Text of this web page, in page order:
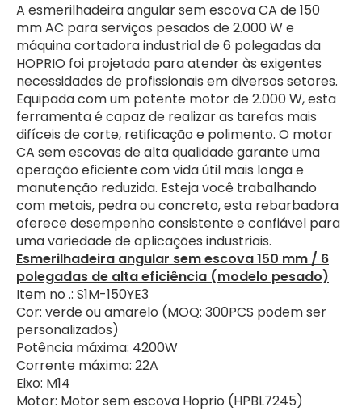
A esmerilhadeira angular sem escova CA de 150
mm AC para serviços pesados ​​de 2.000 W e
máquina cortadora industrial de 6 polegadas da
HOPRIO foi projetada para atender às exigentes
necessidades de profissionais em diversos setores.
Equipada com um potente motor de 2.000 W, esta
ferramenta é capaz de realizar as tarefas mais
difíceis de corte, retificação e polimento. O motor
CA sem escovas de alta qualidade garante uma
operação eficiente com vida útil mais longa e
manutenção reduzida. Esteja você trabalhando
com metais, pedra ou concreto, esta rebarbadora
oferece desempenho consistente e confiável para
uma variedade de aplicações industriais.
Esmerilhadeira angular sem escova 150 mm / 6
polegadas de alta eficiência (modelo pesado)
Item no .: S1M-150YE3
Cor: verde ou amarelo (MOQ: 300PCS podem ser
personalizados)
Potência máxima: 4200W
Corrente máxima: 22A
Eixo: M14
Motor: Motor sem escova Hoprio (HPBL7245)